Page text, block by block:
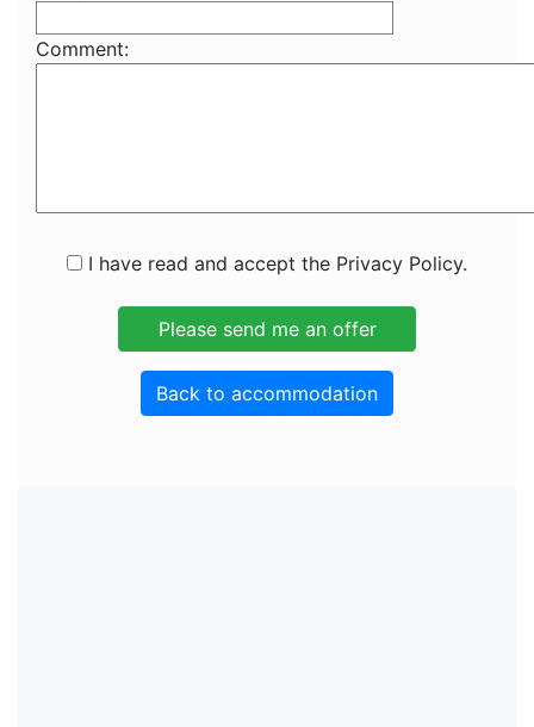
Comment:
I have read and accept the Privacy Policy.
Back to accommodation